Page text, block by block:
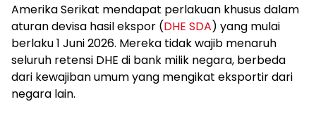
Amerika Serikat mendapat perlakuan khusus dalam
aturan devisa hasil ekspor (DHE SDA) yang mulai
berlaku 1 Juni 2026. Mereka tidak wajib menaruh
seluruh retensi DHE di bank milik negara, berbeda
dari kewajiban umum yang mengikat eksportir dari
negara lain.